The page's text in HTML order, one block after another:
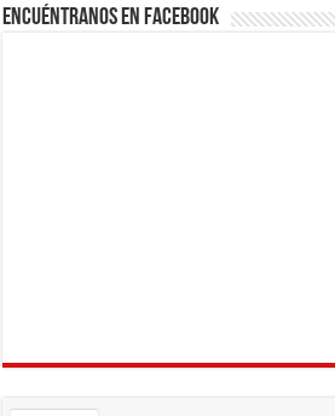
Encuéntranos en Facebook